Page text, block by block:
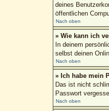
deines
öffentlichen
Nach oben
» Wie kann ich
In deinem
selbst deinen
Nach oben
» Ich habe mein
Das ist nicht
Passwort
Nach oben